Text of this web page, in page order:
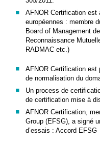
AFNOR Certification
européennes : membre
Board of Management
Reconnaissance
RADMAC etc.)
AFNOR Certification est
de normalisation du
Un process de
de certification mise à
AFNOR Certification,
Group (EFSG), a signé
d’essais : Accord EFSG